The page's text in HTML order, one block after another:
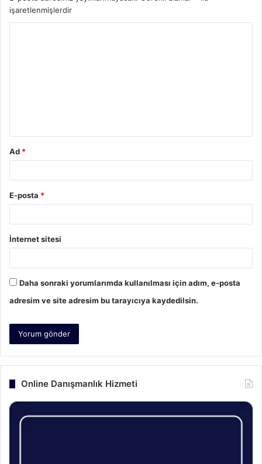
işaretlenmişlerdir
Ad *
E-posta *
İnternet sitesi
Daha sonraki yorumlarımda kullanılması için adım, e-posta
adresim ve site adresim bu tarayıcıya kaydedilsin.
Online Danışmanlık Hizmeti